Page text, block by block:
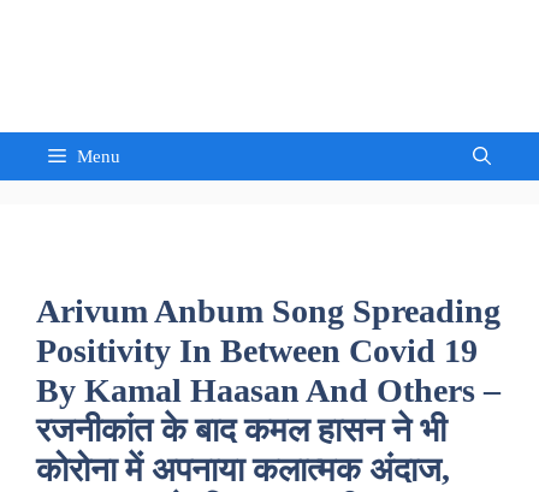
Menu
Arivum Anbum Song Spreading
Positivity In Between Covid 19
By Kamal Haasan And Others –
रजनीकांत के बाद कमल हासन ने भी
कोरोना में अपनाया कलात्मक अंदाज,